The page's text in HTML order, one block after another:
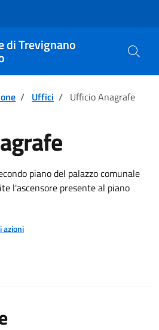
di Trevignano
/ Uffici / Ufficio Anagrafe
piano del palazzo comunale
l'ascensore presente al piano
azioni